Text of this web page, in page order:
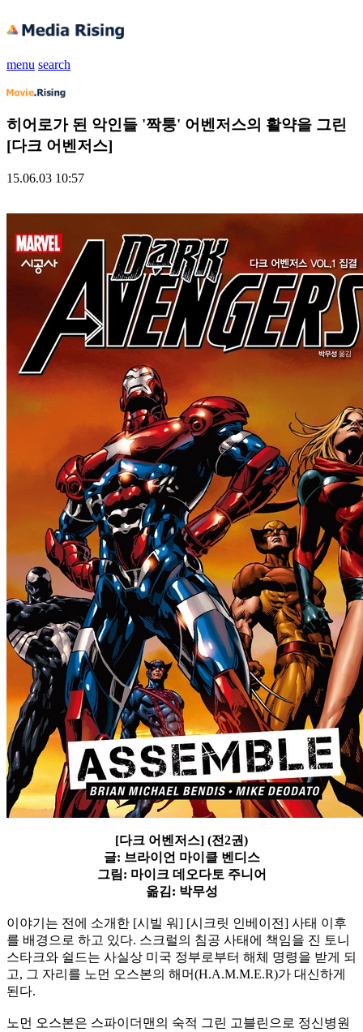
menu search
히어로가 된 악인들 '짝퉁' 어벤저스의 활약을 그린
[다크 어벤저스]
15.06.03 10:57
[다크 어벤저스] (전2권)
글: 브라이언 마이클 벤디스
그림: 마이크 데오다토 주니어
옮김: 박무성
이야기는 전에 소개한 [시빌 워] [시크릿 인베이전] 사태 이후
를 배경으로 하고 있다. 스크럴의 침공 사태에 책임을 진 토니
스타크와 쉴드는 사실상 미국 정부로부터 해체 명령을 받게 되
고, 그 자리를 노먼 오스본의 해머(H.A.M.M.E.R)가 대신하게
된다.
노먼 오스본은 스파이더맨의 숙적 그린 고블린으로 정신병원